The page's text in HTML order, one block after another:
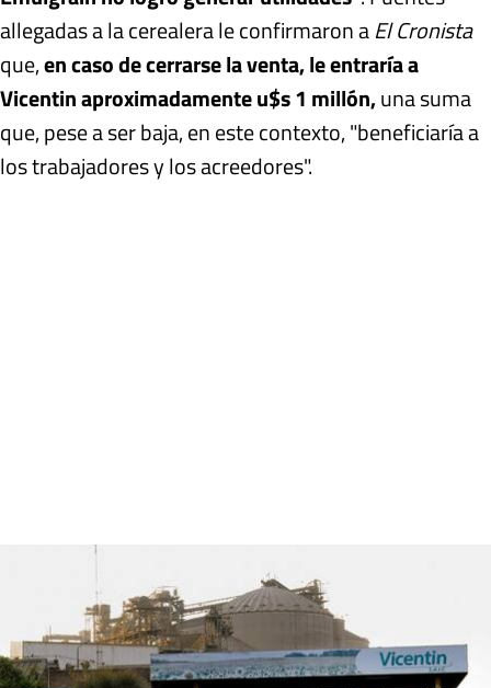
allegadas a la cerealera le confirmaron aEl Cronista
que,en caso de cerrarse la venta, le entraría a
Vicentin aproximadamente u$s 1 millón,una suma
que, pese a ser baja, en este contexto, "beneficiaría a
los trabajadores y los acreedores".